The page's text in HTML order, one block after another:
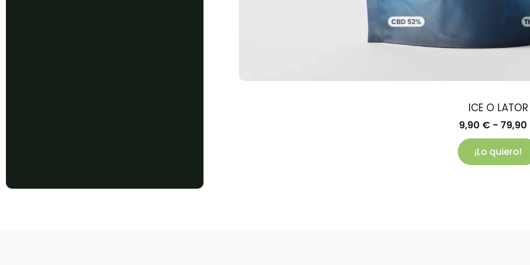
ICE O LATOR
9,90 € - 79,90
¡Lo quiero!